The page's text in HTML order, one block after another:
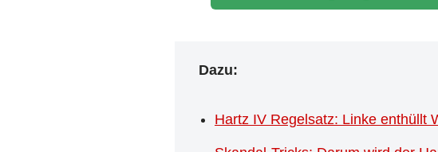
Dazu:
Hartz IV Regelsatz: Linke enthüllt